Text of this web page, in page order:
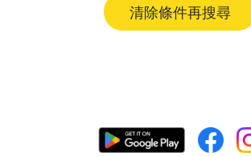
清除條件再搜尋